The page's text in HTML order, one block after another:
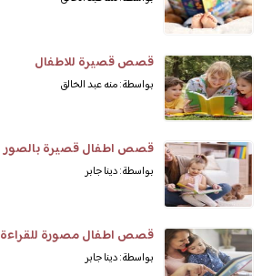
قصص قصيرة للاطفال
بواسطة: منه عبد الخالق
قصص اطفال قصيرة بالصور
بواسطة: دينا جابر
قصص اطفال مصورة للقراءة
بواسطة: دينا جابر